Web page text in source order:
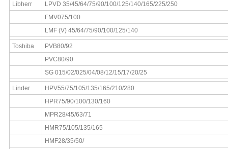
Libherr
LPVD 35/45/64/75/90/100/125/140/165/225/250
FMV075/100
LMF (V) 45/64/75/90/100/125/140
Toshiba
PVB80/92
PVC80/90
SG 015/02/025/04/08/12/15/17/20/25
Linder
HPV55/75/105/135/165/210/280
HPR75/90/100/130/160
MPR28/45/63/71
HMR75/105/135/165
HMF28/35/50/